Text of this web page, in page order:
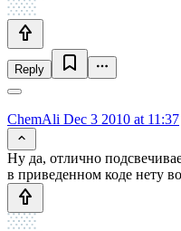
Reply
ChemAli Dec 3 2010 at 11:37
Ну да, отлично
в приведенном коде нету